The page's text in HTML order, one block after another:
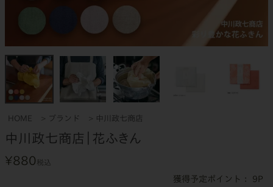
HOME ブランド 中川政七商店
中川政七商店｜花ふきん
¥880 税込
9